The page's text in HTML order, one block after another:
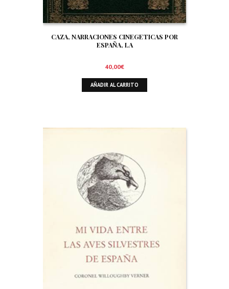
CAZA, NARRACIONES CINEGETICAS POR
ESPAÑA, LA
40,00€
AÑADIR AL CARRITO